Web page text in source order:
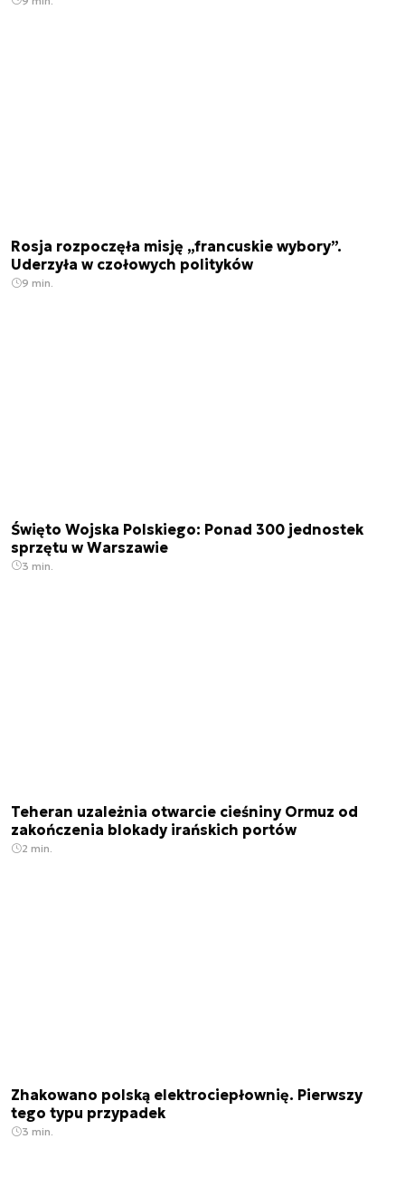
Rosja rozpoczęła misję „francuskie wybory”.
Uderzyła w czołowych polityków
9 min.
Święto Wojska Polskiego: Ponad 300 jednostek
sprzętu w Warszawie
3 min.
Teheran uzależnia otwarcie cieśniny Ormuz od
zakończenia blokady irańskich portów
2 min.
Zhakowano polską elektrociepłownię. Pierwszy
tego typu przypadek
3 min.